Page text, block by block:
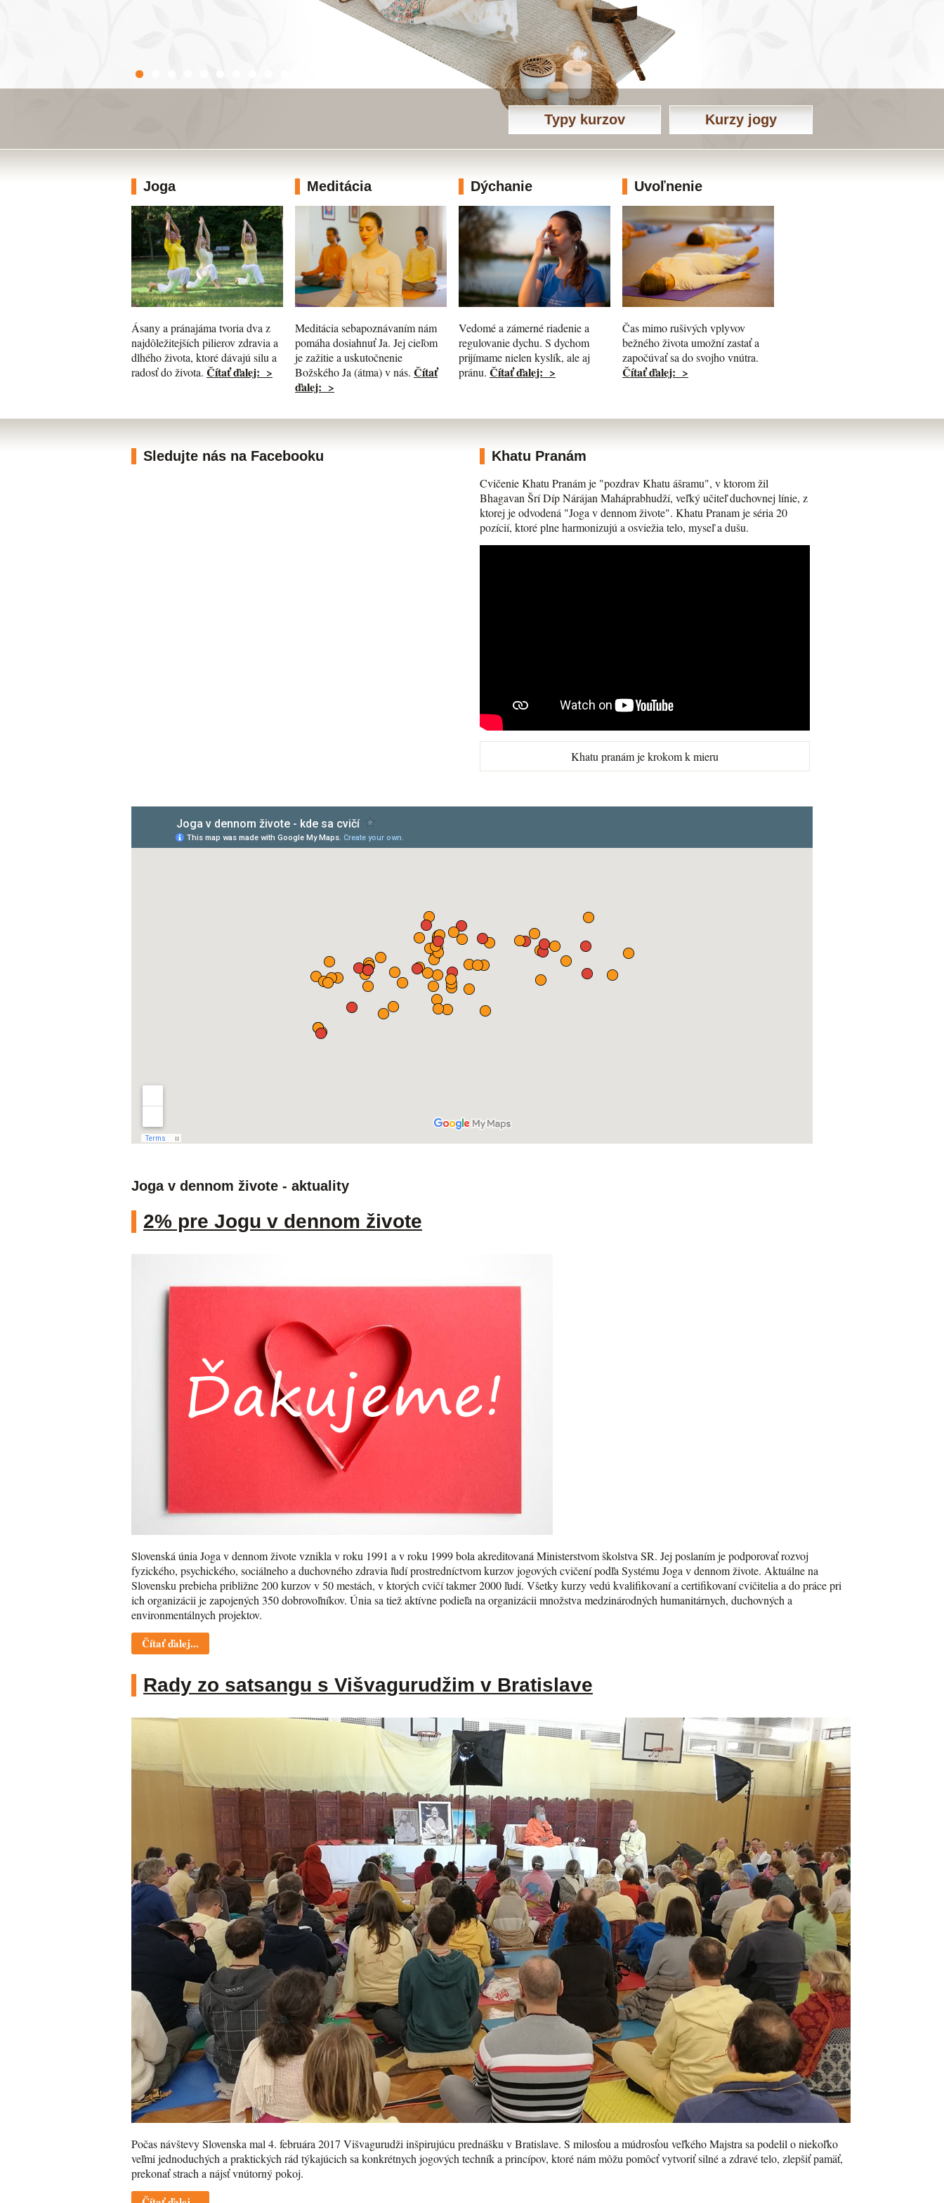
Typy kurzov Kurzy jogy
Joga
Ásany a pránajáma tvoria dva z
najdôležitejších pilierov zdravia a
dlhého života, ktoré dávajú silu a
radosť do života. Čítať ďalej: >
Meditácia
Meditácia sebapoznávaním nám
pomáha dosiahnuť Ja. Jej cieľom
je zažitie a uskutočnenie
Božského Ja (átma) v nás. Čítať
ďalej: >
Dýchanie
Vedomé a zámerné riadenie a
regulovanie dychu. S dychom
prijímame nielen kyslík, ale aj
pránu. Čítať ďalej: >
Uvoľnenie
Čas mimo rušivých vplyvov
bežného života umožní zastať a
započúvať sa do svojho vnútra.
Čítať ďalej: >
Sledujte nás na Facebooku Khatu Pranám
Cvičenie Khatu Pranám je "pozdrav Khatu ášramu", v ktorom žil
Bhagavan Šrí Díp Nárájan Maháprabhudží, veľký učiteľ duchovnej línie, z
ktorej je odvodená "Joga v dennom živote". Khatu Pranam je séria 20
pozícií, ktoré plne harmonizujú a osviežia telo, myseľ a dušu.
Khatu pranám je krokom k mieru
Joga v dennom živote - aktuality
2% pre Jogu v dennom živote
Slovenská únia Joga v dennom živote vznikla v roku 1991 a v roku 1999 bola akreditovaná Ministerstvom školstva SR. Jej poslaním je podporovať rozvoj
fyzického, psychického, sociálneho a duchovného zdravia ľudí prostredníctvom kurzov jogových cvičení podľa Systému Joga v dennom živote. Aktuálne na
Slovensku prebieha približne 200 kurzov v 50 mestách, v ktorých cvičí takmer 2000 ľudí. Všetky kurzy vedú kvalifikovaní a certifikovaní cvičitelia a do práce pri
ich organizácii je zapojených 350 dobrovoľníkov. Únia sa tiež aktívne podieľa na organizácii množstva medzinárodných humanitárnych, duchovných a
environmentálnych projektov.
Čítať ďalej...
Rady zo satsangu s Višvagurudžim v Bratislave
Počas návštevy Slovenska mal 4. februára 2017 Višvagurudži inšpirujúcu prednášku v Bratislave. S milosťou a múdrosťou veľkého Majstra sa podelil o niekoľko
veľmi jednoduchých a praktických rád týkajúcich sa konkrétnych jogových techník a princípov, ktoré nám môžu pomôcť vytvoriť silné a zdravé telo, zlepšiť pamäť,
prekonať strach a nájsť vnútorný pokoj.